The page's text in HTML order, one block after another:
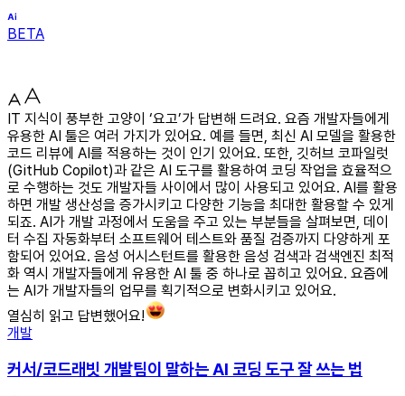
BETA
IT 지식이 풍부한 고양이 ‘요고’가 답변해 드려요. 요즘 개발자들에게
유용한 AI 툴은 여러 가지가 있어요. 예를 들면, 최신 AI 모델을 활용한
코드 리뷰에 AI를 적용하는 것이 인기 있어요. 또한, 깃허브 코파일럿
(GitHub Copilot)과 같은 AI 도구를 활용하여 코딩 작업을 효율적으
로 수행하는 것도 개발자들 사이에서 많이 사용되고 있어요. AI를 활용
하면 개발 생산성을 증가시키고 다양한 기능을 최대한 활용할 수 있게
되죠. AI가 개발 과정에서 도움을 주고 있는 부분들을 살펴보면, 데이
터 수집 자동화부터 소프트웨어 테스트와 품질 검증까지 다양하게 포
함되어 있어요. 음성 어시스턴트를 활용한 음성 검색과 검색엔진 최적
화 역시 개발자들에게 유용한 AI 툴 중 하나로 꼽히고 있어요. 요즘에
는 AI가 개발자들의 업무를 획기적으로 변화시키고 있어요.
열심히 읽고 답변했어요!
개발
커서/코드래빗 개발팀이 말하는 AI 코딩 도구 잘 쓰는 법